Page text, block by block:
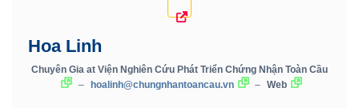
Hoa Linh
Chuyên Gia at Viện Nghiên Cứu Phát Triển Chứng Nhận Toàn Cầu
–
hoalinh@chungnhantoancau.vn – Web